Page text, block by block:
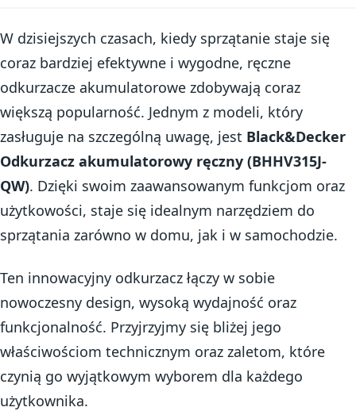
W dzisiejszych czasach, kiedy sprzątanie staje się
coraz bardziej efektywne i wygodne, ręczne
odkurzacze akumulatorowe zdobywają coraz
większą popularność. Jednym z modeli, który
zasługuje na szczególną uwagę, jest Black&Decker
Odkurzacz akumulatorowy ręczny (BHHV315J-
QW). Dzięki swoim zaawansowanym funkcjom oraz
użytkowości, staje się idealnym narzędziem do
sprzątania zarówno w domu, jak i w samochodzie.
Ten innowacyjny odkurzacz łączy w sobie
nowoczesny design, wysoką wydajność oraz
funkcjonalność. Przyjrzyjmy się bliżej jego
właściwościom technicznym oraz zaletom, które
czynią go wyjątkowym wyborem dla każdego
użytkownika.